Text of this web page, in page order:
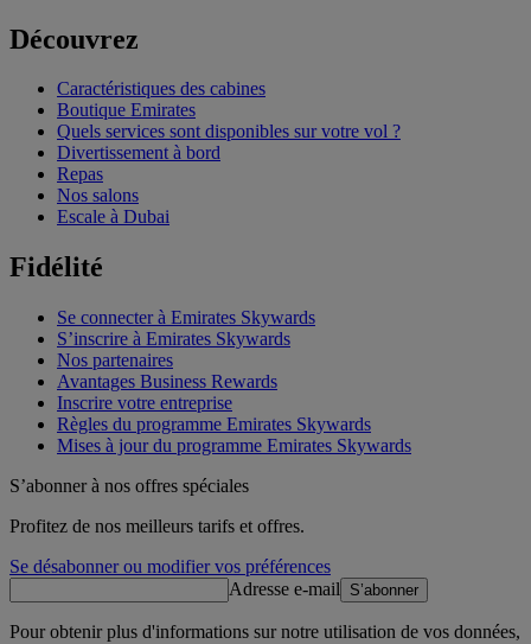
Découvrez
Caractéristiques des cabines
Boutique Emirates
Quels services sont disponibles sur votre vol ?
Divertissement à bord
Repas
Nos salons
Escale à Dubai
Fidélité
Se connecter à Emirates Skywards
S’inscrire à Emirates Skywards
Nos partenaires
Avantages Business Rewards
Inscrire votre entreprise
Règles du programme Emirates Skywards
Mises à jour du programme Emirates Skywards
S’abonner à nos offres spéciales
Profitez de nos meilleurs tarifs et offres.
Se désabonner ou modifier vos préférences
Adresse e-mail
S’abonner
Pour obtenir plus d'informations sur notre utilisation de vos données,